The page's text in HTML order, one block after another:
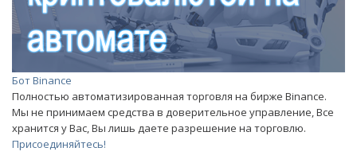
Бот Binance
Полностью автоматизированная торговля на бирже Binance.
Мы не принимаем средства в доверительное управление, Все
хранится у Вас, Вы лишь даете разрешение на торговлю.
Присоединяйтесь!